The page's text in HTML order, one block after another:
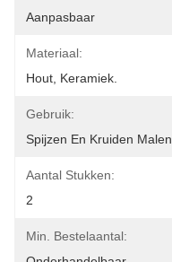
Aanpasbaar
Materiaal:
Hout, Keramiek.
Gebruik:
Spijzen En Kruiden Malen
Aantal Stukken:
2
Min. Bestelaantal: